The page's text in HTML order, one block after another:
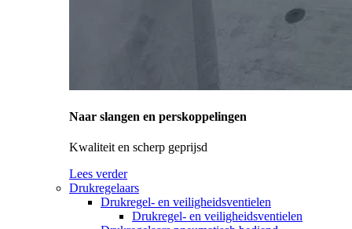
Naar slangen en perskoppelingen
Kwaliteit en scherp geprijsd
Lees verder
Drukregelaars
Drukregel- en veiligheidsventielen
Drukregel- en veiligheidsventielen